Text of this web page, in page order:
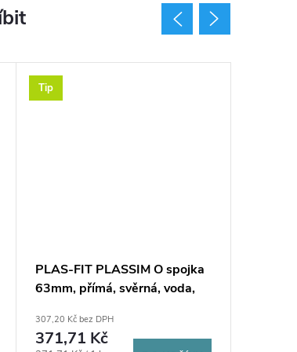
Tip
PLAS-FIT PLASSIM O spojka
63mm, přímá, svěrná, voda,
307,20 Kč bez DPH
371,71 Kč